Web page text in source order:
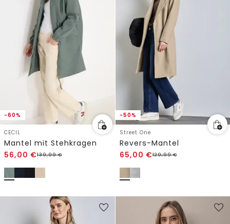
-60%
CECIL
Mantel mit Stehkragen
56,00 €139,99€
-50%
Street One
Revers-Mantel
65,00 €129,99€